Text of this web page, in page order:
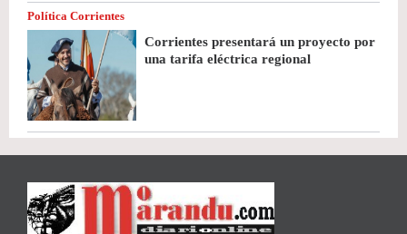
Política Corrientes
Corrientes presentará un proyecto por
una tarifa eléctrica regional